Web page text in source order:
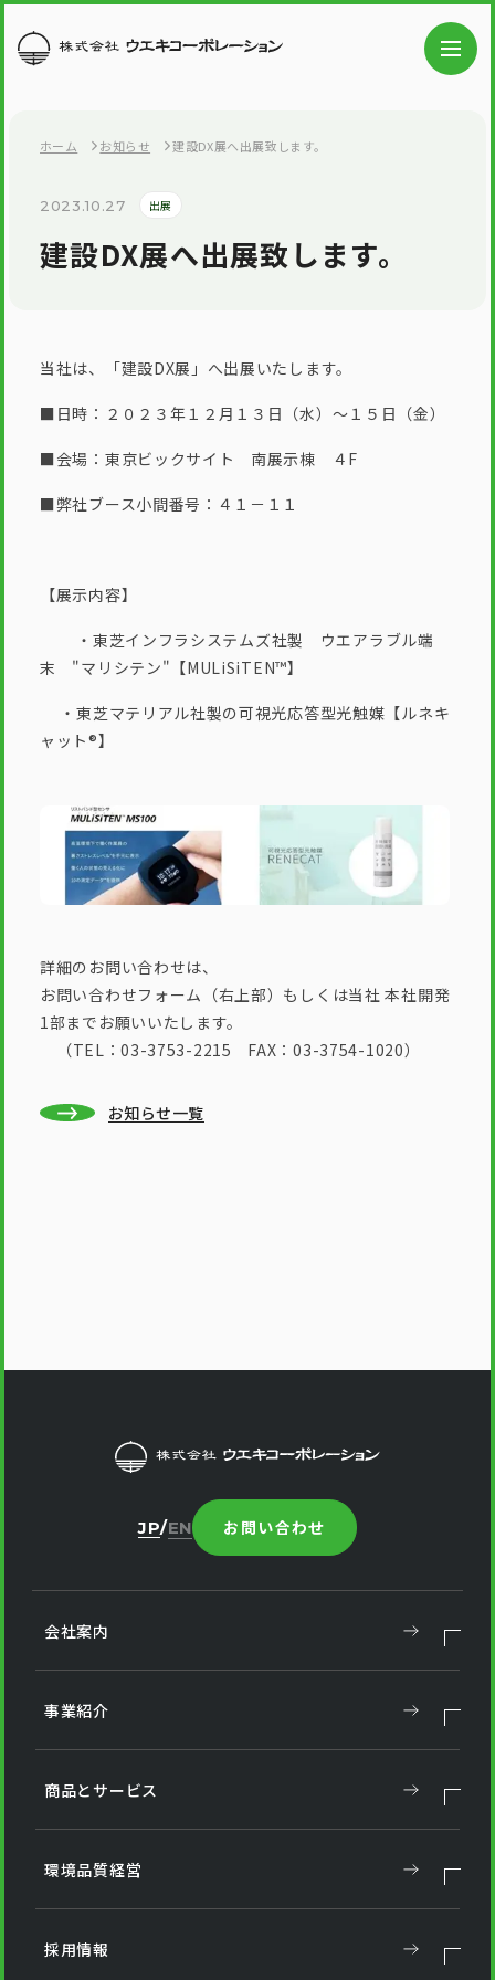
ホーム お知らせ 建設DX展へ出展致します。
2023.10.27 出展
建設DX展へ出展致します。
当社は、「建設DX展」へ出展いたします。
■日時：２０２３年１２月１３日（水）～１５日（金）
■会場：東京ビックサイト 南展示棟 ４F
■弊社ブース小間番号：４１－１１
【展示内容】
・東芝インフラシステムズ社製 ウエアラブル端
末 "マリシテン"【MULiSiTEN™】
・東芝マテリアル社製の可視光応答型光触媒【ルネキ
ャット®】
詳細のお問い合わせは、
お問い合わせフォーム（右上部）もしくは当社 本社開発
1部までお願いいたします。
（TEL：03-3753-2215 FAX：03-3754-1020）
お知らせ一覧
JP EN お問い合わせ
会社案内
事業紹介
商品とサービス
環境品質経営
採用情報